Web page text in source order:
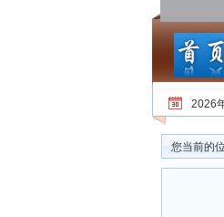
2026
您当前的